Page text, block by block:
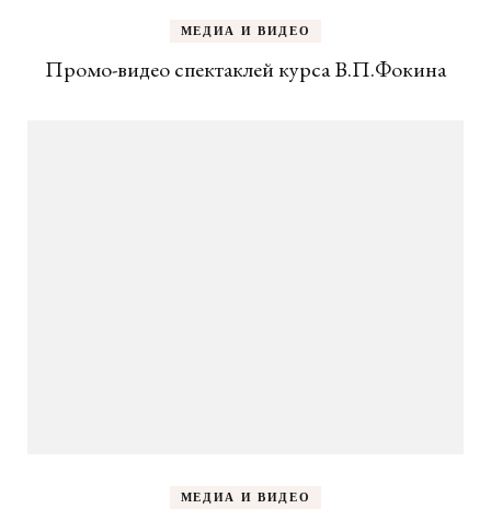
МЕДИА И ВИДЕО
Промо-видео спектаклей курса В.П.Фокина
МЕДИА И ВИДЕО